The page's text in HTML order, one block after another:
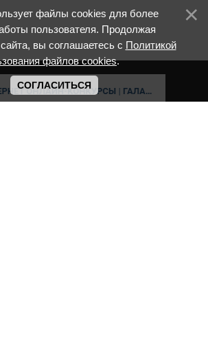
файлы cookies для более
пользователя. Продолжая
вы соглашаетесь с Политикой
файлов cookies.
СОГЛАСИТЬСЯ